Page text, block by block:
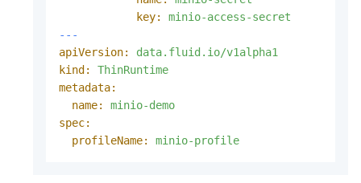
key:
minio-access-secret
---
apiVersion:
data.fluid.io/v1alpha1
kind:
ThinRuntime
metadata:
name:
minio-demo
spec:
profileName:
minio-profile